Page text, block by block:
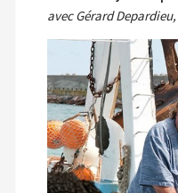
avec Gérard